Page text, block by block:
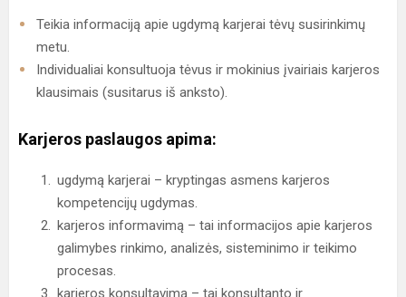
Teikia informaciją apie ugdymą karjerai tėvų susirinkimų
metu.
Individualiai konsultuoja tėvus ir mokinius įvairiais karjeros
klausimais (susitarus iš anksto).
Karjeros paslaugos apima:
ugdymą karjerai – kryptingas asmens karjeros
kompetencijų ugdymas.
karjeros informavimą – tai informacijos apie karjeros
galimybes rinkimo, analizės, sisteminimo ir teikimo
procesas.
karjeros konsultavimą – tai konsultanto ir